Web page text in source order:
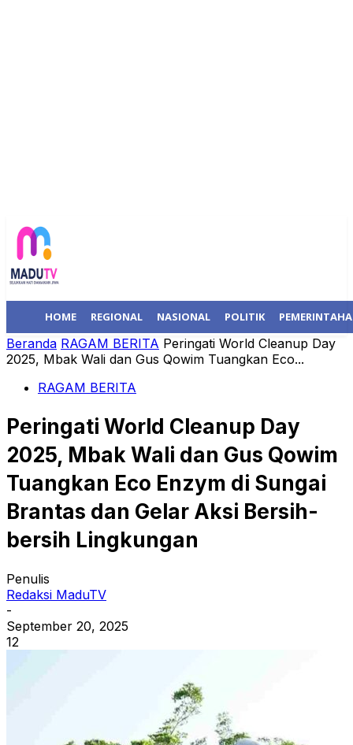
HOME REGIONAL NASIONAL POLITIK
Beranda RAGAM BERITA Peringati World Cleanup Day
2025, Mbak Wali dan Gus Qowim Tuangkan Eco...
RAGAM BERITA
Peringati World Cleanup Day
2025, Mbak Wali dan Gus Qowim
Tuangkan Eco Enzym di Sungai
Brantas dan Gelar Aksi Bersih-
bersih Lingkungan
Penulis
Redaksi MaduTV
-
September 20, 2025
12